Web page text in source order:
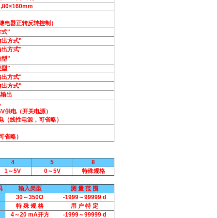
电器正转反转控制）
式"
方式"
方式"
型"
型"
方式"
方式"
出
供电（开关电源）
（线性电源，可省略）
省略）
4 5
8
1～5V
0～5V 特殊规格
输入类型
测 量 范 围
30～350Ω
-1999～99999 d
特 殊 规 格
用 户 特 定
4～20 mA开方
-1999～99999 d